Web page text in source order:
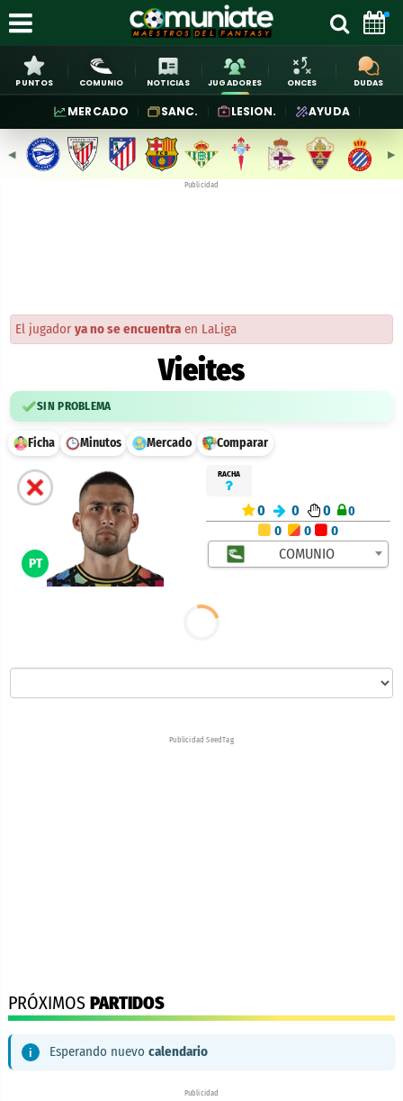
PUNTOS COMUNIO NOTICIAS JUGADORES ONCES DUDAS
MERCADO SANC. LESION. AYUDA
◀︎ ▶︎
Publicidad
El jugador ya no se encuentra en LaLiga
Vieites
SIN PROBLEMA
Ficha Minutos Mercado Comparar
PT
RACHA
0 0 0 0
0 0 0
COMUNIO
Publicidad SeedTag
PRÓXIMOS PARTIDOS
Esperando nuevo calendario
Publicidad